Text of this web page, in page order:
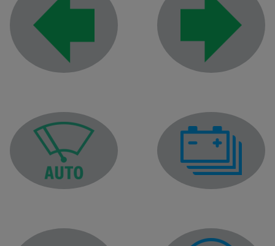
Indikator za levi pokazivač pravca Indikator za desni
Lampica upozorenja za funkciju automatskog brisanja
Signalna lampica za